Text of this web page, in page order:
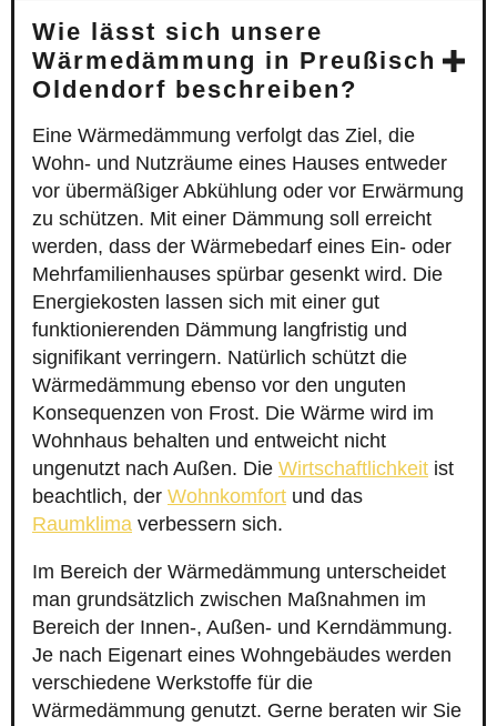
Wie lässt sich unsere
Wärmedämmung in Preußisch
Oldendorf beschreiben?
Eine Wärmedämmung verfolgt das Ziel, die
Wohn- und Nutzräume eines Hauses entweder
vor übermäßiger Abkühlung oder vor Erwärmung
zu schützen. Mit einer Dämmung soll erreicht
werden, dass der Wärmebedarf eines Ein- oder
Mehrfamilienhauses spürbar gesenkt wird. Die
Energiekosten lassen sich mit einer gut
funktionierenden Dämmung langfristig und
signifikant verringern. Natürlich schützt die
Wärmedämmung ebenso vor den unguten
Konsequenzen von Frost. Die Wärme wird im
Wohnhaus behalten und entweicht nicht
ungenutzt nach Außen. Die Wirtschaftlichkeit ist
beachtlich, der Wohnkomfort und das
Raumklima verbessern sich.
Im Bereich der Wärmedämmung unterscheidet
man grundsätzlich zwischen Maßnahmen im
Bereich der Innen-, Außen- und Kerndämmung.
Je nach Eigenart eines Wohngebäudes werden
verschiedene Werkstoffe für die
Wärmedämmung genutzt. Gerne beraten wir Sie